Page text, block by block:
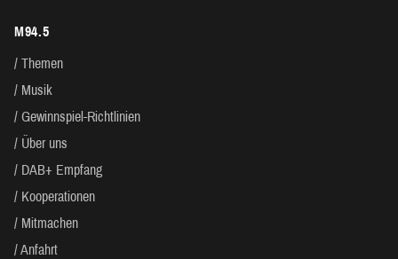
M94.5
Themen
Musik
Gewinnspiel-Richtlinien
Über uns
DAB+ Empfang
Kooperationen
Mitmachen
Anfahrt